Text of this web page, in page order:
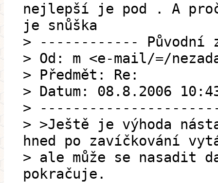
nejlepší je pod . A
je snůška
> ------------ Původní
> Od: m <e-mail/=/
> Předmět: Re:
> Datum: 08.8.2006
>
> >Ještě je výhoda
hned po zavíčkování
> ale může se nasadit
pokračuje.